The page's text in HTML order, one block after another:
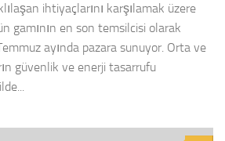
ihtiyaçlarını karşılamak üzere
gamının en son temsilcisi olarak
ayında pazara sunuyor. Orta ve
güvenlik ve enerji tasarrufu